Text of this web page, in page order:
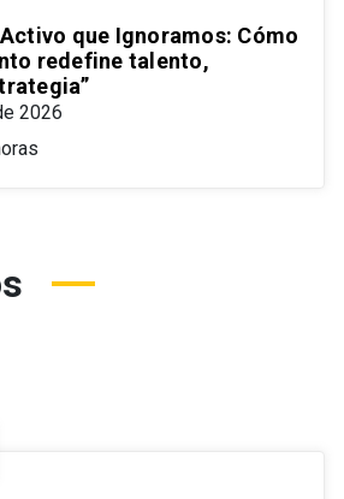
que Ignoramos: Cómo
redefine talento,
2026